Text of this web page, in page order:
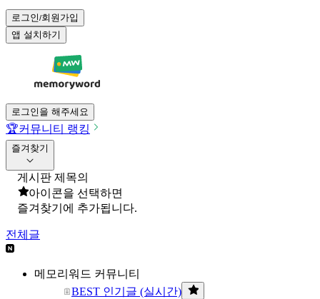
로그인/회원가입
앱 설치하기
로그인을 해주세요
🏆커뮤니티 랭킹
즐겨찾기
게시판 제목의
아이콘을 선택하면
즐겨찾기에 추가됩니다.
전체글
메모리워드 커뮤니티
BEST 인기글 (실시간)